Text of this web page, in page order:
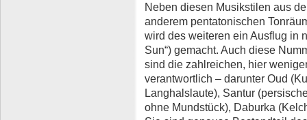
Neben diesen Musikstilen aus
anderem pentatonischen
wird des weiteren ein Ausflug in
Sun“) gemacht. Auch diese
sind die zahlreichen, hier
verantwortlich – darunter Oud
Langhalslaute), Santur
ohne Mundstück), Daburka